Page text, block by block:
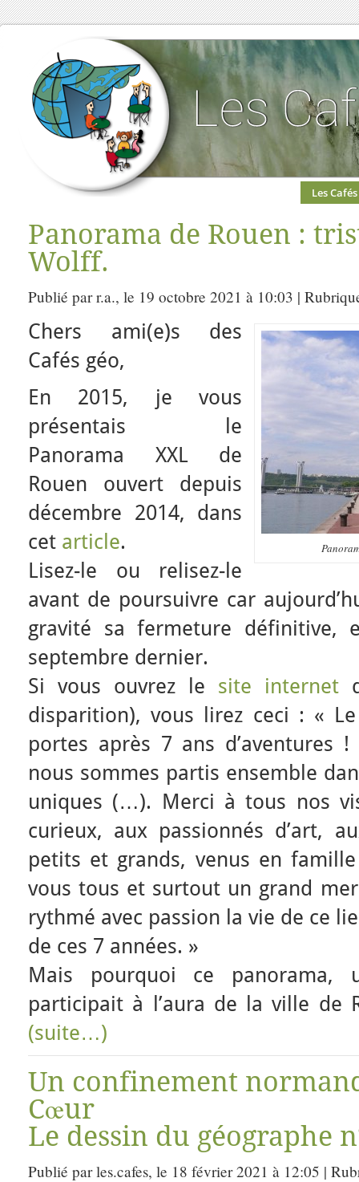
Les Cafés
Panorama de Rouen :
Wolff.
Publié par r.a., le 19 octobre 2021 à 10:03 |
Chers ami(e)s des
Cafés géo,
En 2015, je vous
présentais le
Panorama XXL de
Rouen ouvert depuis
décembre 2014, dans
cet article.
Lisez-le ou relisez-le
avant de poursuivre car
gravité sa fermeture définitive,
septembre dernier.
Si vous ouvrez le site internet
disparition), vous lirez ceci : «
portes après 7 ans d’aventures
nous sommes partis ensemble
uniques (…). Merci à tous nos
curieux, aux passionnés d’art,
petits et grands, venus en
vous tous et surtout un grand
rythmé avec passion la vie de ce
de ces 7 années. »
Mais pourquoi ce panorama,
participait à l’aura de la ville de
(suite…)
Un confinement
Cœur
Le dessin du géographe
Publié par les.cafes, le 18 février 2021 à 12:05 |